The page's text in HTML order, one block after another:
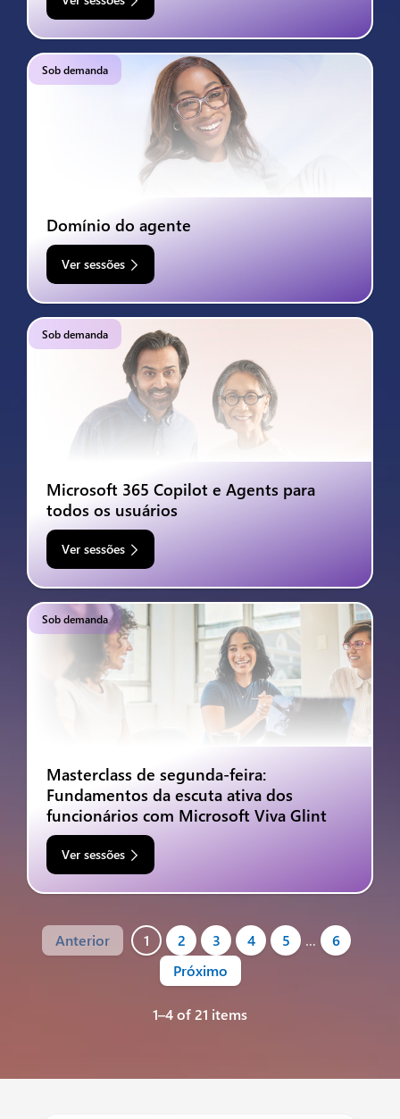
Sob demanda
Domínio do agente
Ver sessões
Sob demanda
Microsoft 365 Copilot e Agents para
todos os usuários
Ver sessões
Sob demanda
Masterclass de segunda-feira:
Fundamentos da escuta ativa dos
funcionários com Microsoft Viva Glint
Ver sessões
Anterior 1 2 3 4 5 …
6
Próximo
1–4 of 21 items